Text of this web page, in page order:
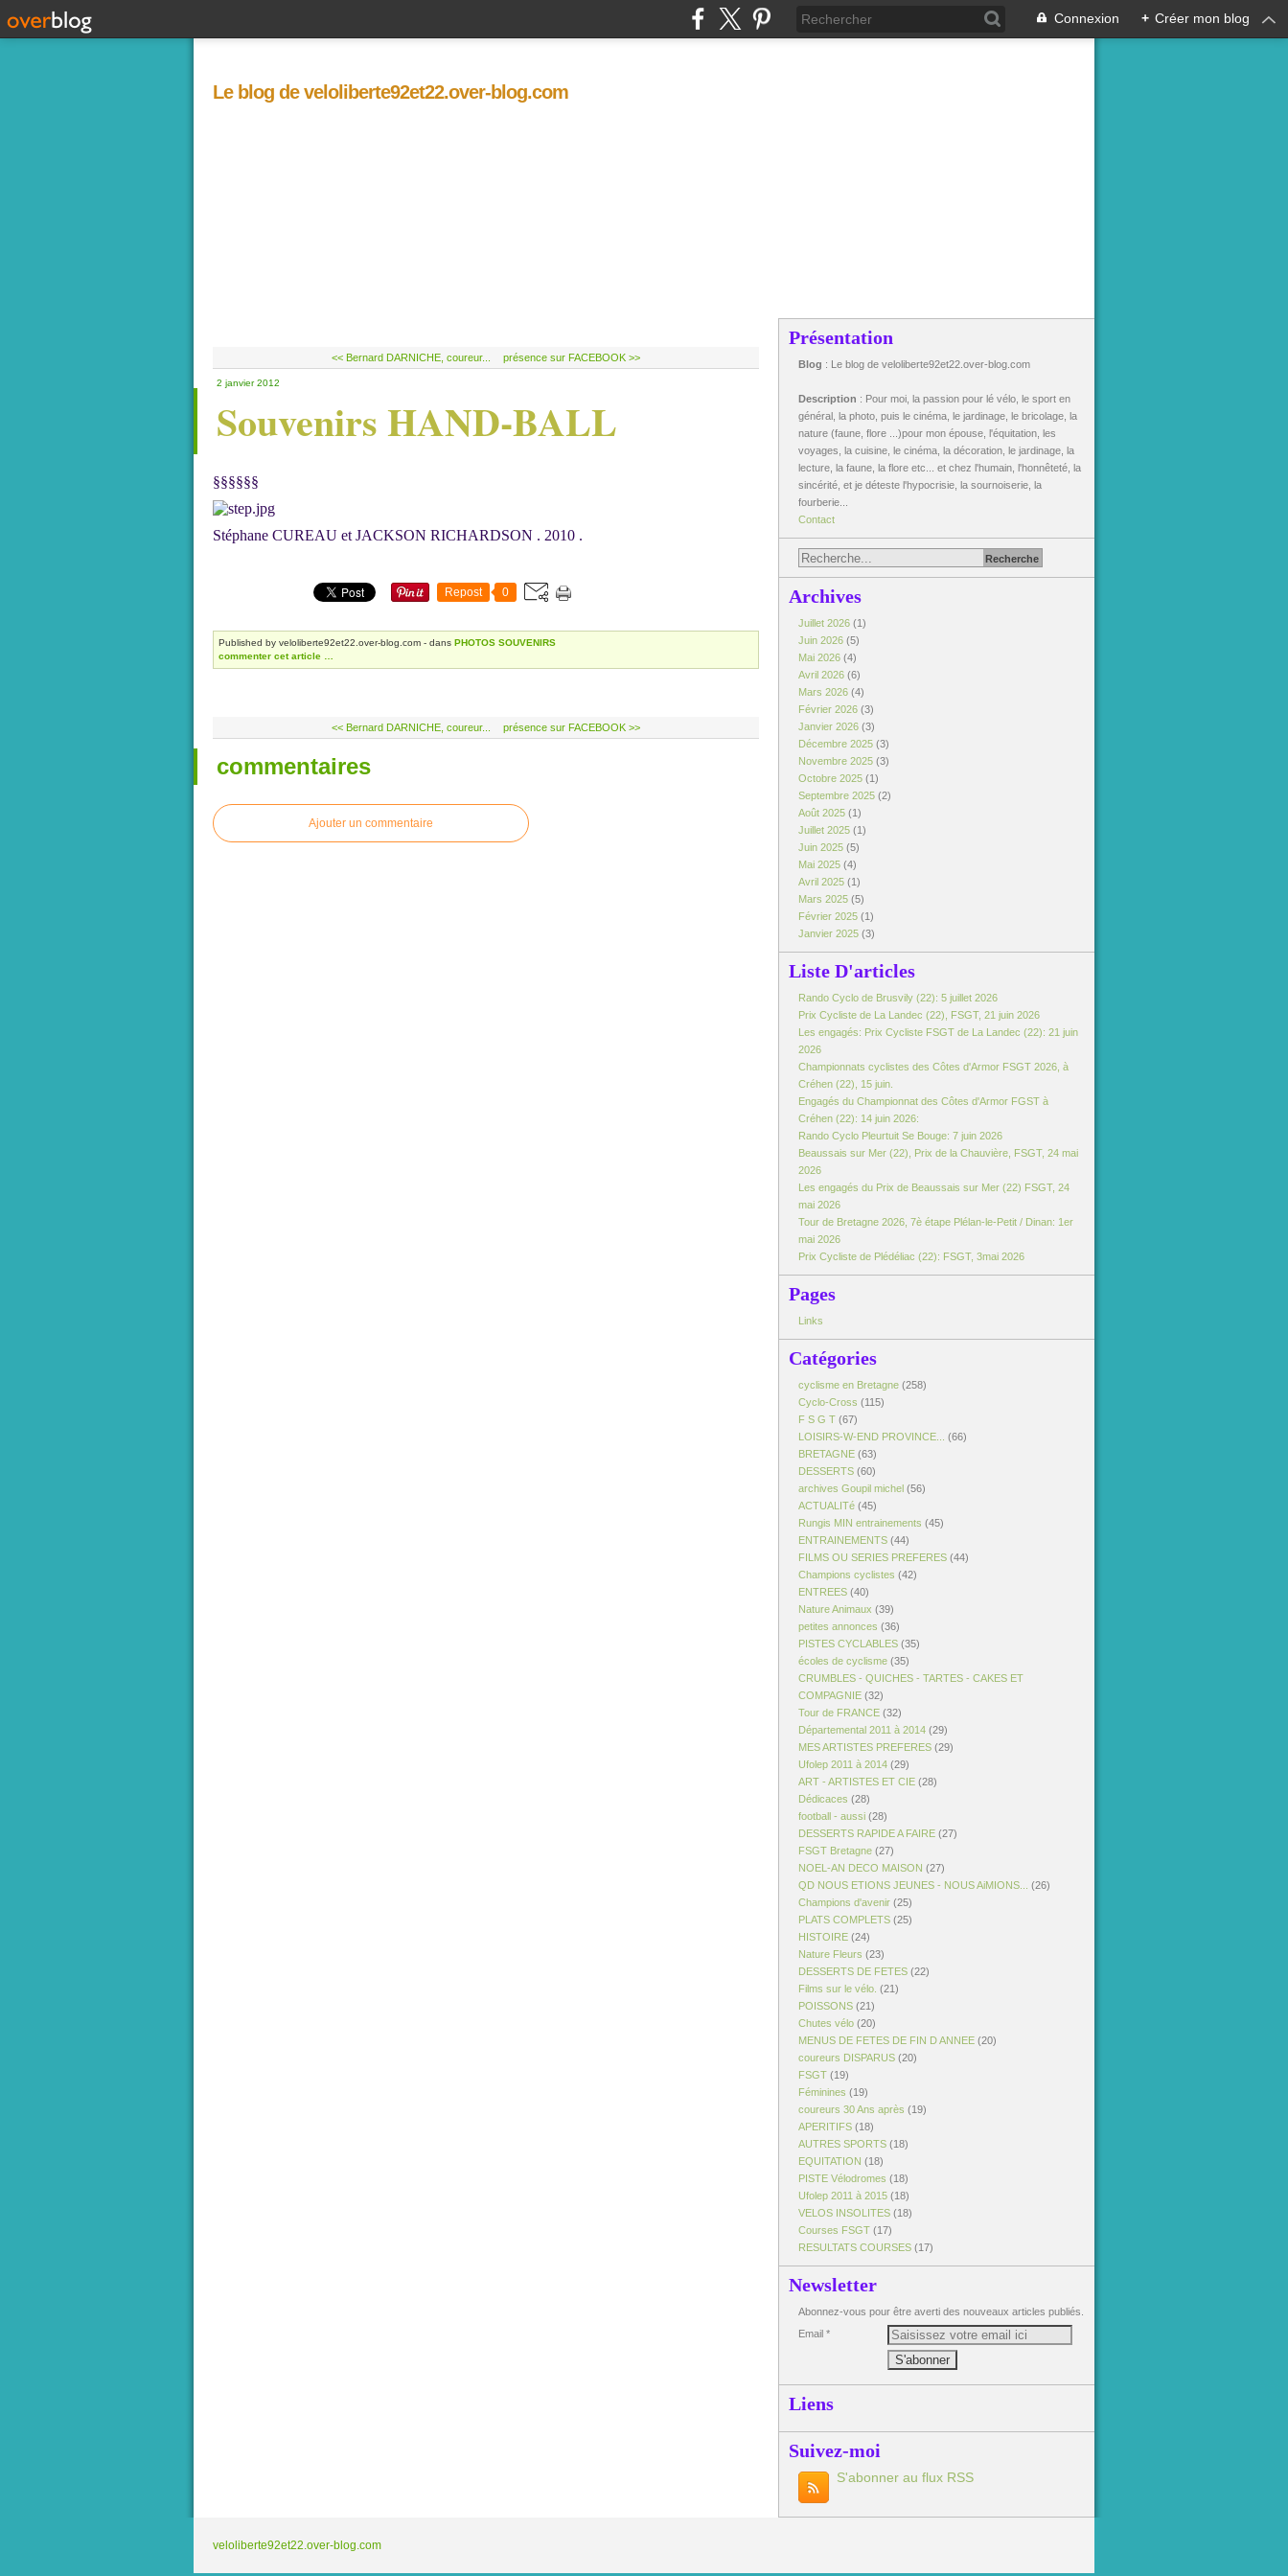
Connexion + Créer mon blog
Le blog de veloliberte92et22.over-blog.com
<< Bernard DARNICHE, coureur... présence sur FACEBOOK >>
2 janvier 2012
Souvenirs HAND-BALL
§§§§§§
Stéphane CUREAU et JACKSON RICHARDSON . 2010 .
Repost 0
Published by veloliberte92et22.over-blog.com - dans PHOTOS SOUVENIRS
commenter cet article
<< Bernard DARNICHE, coureur... présence sur FACEBOOK >>
commentaires
Ajouter un commentaire
Présentation
Blog : Le blog de veloliberte92et22.over-blog.com
Description : Pour moi, la passion pour lé vélo, le sport en
général, la photo, puis le cinéma, le jardinage, le bricolage, la
nature (faune, flore ...)pour mon épouse, l'équitation, les
voyages, la cuisine, le cinéma, la décoration, le jardinage, la
lecture, la faune, la flore etc... et chez l'humain, l'honnêteté, la
sincérité, et je déteste l'hypocrisie, la sournoiserie, la
fourberie...
Contact
Archives
Juillet 2026 (1)
Juin 2026 (5)
Mai 2026 (4)
Avril 2026 (6)
Mars 2026 (4)
Février 2026 (3)
Janvier 2026 (3)
Décembre 2025 (3)
Novembre 2025 (3)
Octobre 2025 (1)
Septembre 2025 (2)
Août 2025 (1)
Juillet 2025 (1)
Juin 2025 (5)
Mai 2025 (4)
Avril 2025 (1)
Mars 2025 (5)
Février 2025 (1)
Janvier 2025 (3)
Liste D'articles
Rando Cyclo de Brusvily (22): 5 juillet 2026
Prix Cycliste de La Landec (22), FSGT, 21 juin 2026
Les engagés: Prix Cycliste FSGT de La Landec (22): 21 juin
2026
Championnats cyclistes des Côtes d'Armor FSGT 2026, à
Créhen (22), 15 juin.
Engagés du Championnat des Côtes d'Armor FGST à
Créhen (22): 14 juin 2026:
Rando Cyclo Pleurtuit Se Bouge: 7 juin 2026
Beaussais sur Mer (22), Prix de la Chauvière, FSGT, 24 mai
2026
Les engagés du Prix de Beaussais sur Mer (22) FSGT, 24
mai 2026
Tour de Bretagne 2026, 7è étape Plélan-le-Petit / Dinan: 1er
mai 2026
Prix Cycliste de Plédéliac (22): FSGT, 3mai 2026
Pages
Links
Catégories
cyclisme en Bretagne (258)
Cyclo-Cross (115)
F S G T (67)
LOISIRS-W-END PROVINCE...
(66)
BRETAGNE (63)
DESSERTS (60)
archives Goupil michel (56)
ACTUALITé (45)
Rungis MIN entrainements (45)
ENTRAINEMENTS (44)
FILMS OU SERIES PREFERES (44)
Champions cyclistes (42)
ENTREES (40)
Nature Animaux (39)
petites annonces (36)
PISTES CYCLABLES (35)
écoles de cyclisme (35)
CRUMBLES - QUICHES - TARTES - CAKES ET
COMPAGNIE (32)
Tour de FRANCE (32)
Départemental 2011 à 2014 (29)
MES ARTISTES PREFERES (29)
Ufolep 2011 à 2014 (29)
ART - ARTISTES ET CIE (28)
Dédicaces (28)
football - aussi (28)
DESSERTS RAPIDE A FAIRE (27)
FSGT Bretagne (27)
NOEL-AN DECO MAISON (27)
QD NOUS ETIONS JEUNES - NOUS AiMIONS...
(26)
Champions d'avenir (25)
PLATS COMPLETS (25)
HISTOIRE (24)
Nature Fleurs (23)
DESSERTS DE FETES (22)
Films sur le vélo. (21)
POISSONS (21)
Chutes vélo (20)
MENUS DE FETES DE FIN D ANNEE (20)
coureurs DISPARUS (20)
FSGT (19)
Féminines (19)
coureurs 30 Ans après (19)
APERITIFS (18)
AUTRES SPORTS (18)
EQUITATION (18)
PISTE Vélodromes (18)
Ufolep 2011 à 2015 (18)
VELOS INSOLITES (18)
Courses FSGT (17)
RESULTATS COURSES (17)
Newsletter
Abonnez-vous pour être averti des nouveaux articles publiés.
Email
Liens
Suivez-moi
S'abonner au flux RSS
veloliberte92et22.over-blog.com